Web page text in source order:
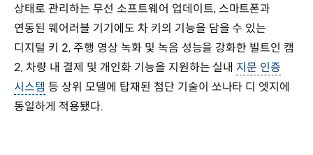
상태로 관리하는 무선 소프트웨어 업데이트, 스마트폰과
연동된 웨어러블 기기에도 차 키의 기능을 담을 수 있는
디지털 키 2, 주행 영상 녹화 및 녹음 성능을 강화한 빌트인 캠
2, 차량 내 결제 및 개인화 기능을 지원하는 실내 지문 인증
시스템 등 상위 모델에 탑재된 첨단 기술이 쏘나타 디 엣지에
동일하게 적용됐다.